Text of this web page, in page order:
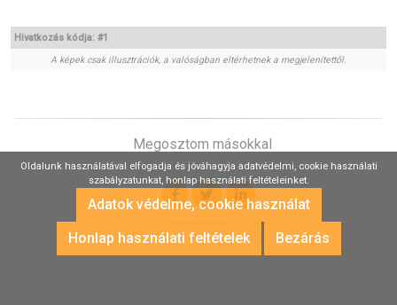
Hivatkozás kódja:#1
A képek csak illusztrációk, a valóságban eltérhetnek a megjelenítettől.
Megosztom másokkal
Oldalunk használatával elfogadja és jóváhagyja adatvédelmi, cookie használati
szabályzatunkat, honlap használati feltételeinket.
Adatok védelme, cookie használat
Honlap használati feltételek
Bezárás